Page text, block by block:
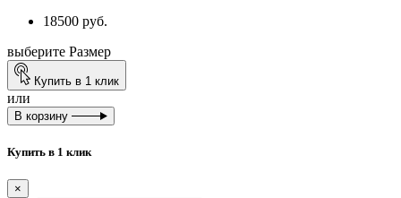
18500 руб.
выберите Размер
Купить в 1 клик
или
В корзину
Купить в 1 клик
×